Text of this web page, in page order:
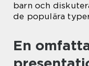
barn och
de populära
En